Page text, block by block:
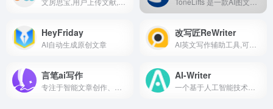
HeyFriday
AI自动生成原创文章
改写匠ReWriter
言笔ai写作 AI-Writer